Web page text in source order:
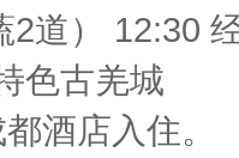
2道） 12:30
色古羌城
酒店入住。